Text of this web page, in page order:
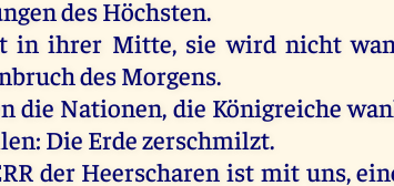
desHöchsten.
in ihrer Mitte, sie wird nicht
desMorgens.
die Nationen, die Königreiche
: Die Erdezerschmilzt.
der Heerscharen ist mit uns,